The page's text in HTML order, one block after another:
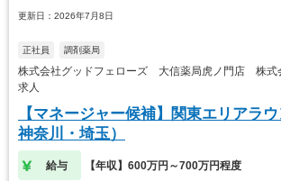
更新日：2026年7月8日
正社員 調剤薬局
株式会社グッドフェローズ 大信薬局虎ノ門店 株式
求人
【マネージャー候補】関東エリアラ
神奈川・埼玉）
給与 【年収】600万円～700万円程度